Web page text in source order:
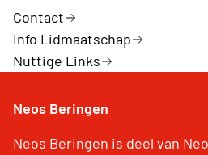
Contact
Info Lidmaatschap
Nuttige Links
Neos Beringen
Neos Beringen is deel van